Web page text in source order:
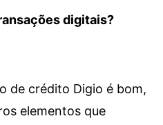
digitais?
de crédito Digio é bom,
elementos que